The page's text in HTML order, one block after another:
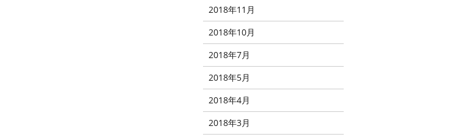
2018年11月
2018年10月
2018年7月
2018年5月
2018年4月
2018年3月